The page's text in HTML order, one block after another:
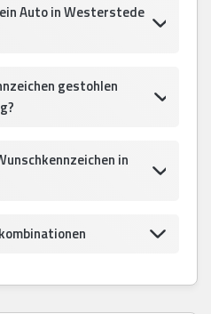
Auto in Westerstede
gestohlen
in